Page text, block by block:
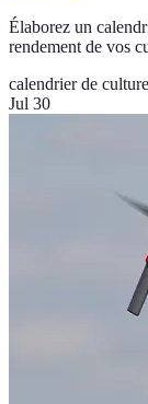
Élaborez un
rendement de vos
calendrier de culture
Jul 30